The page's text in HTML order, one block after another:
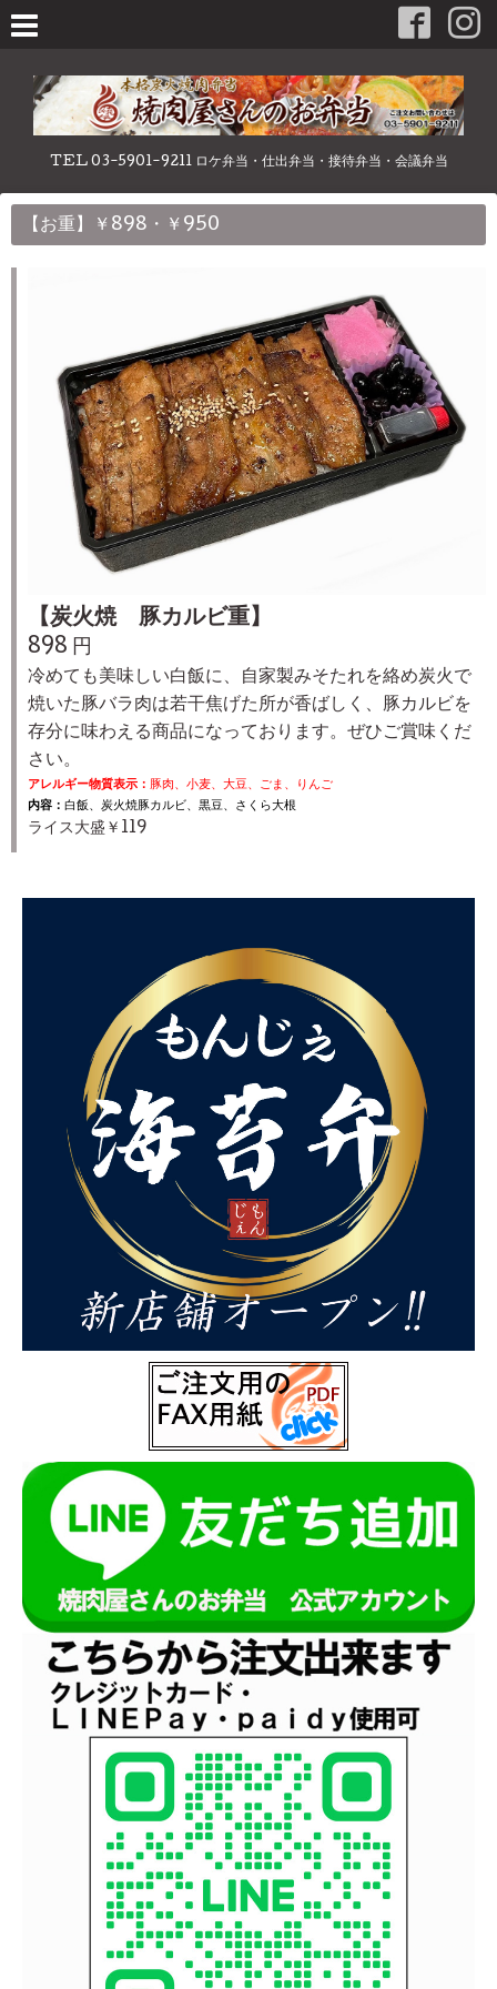
TEL 03-5901-9211 ロケ弁当・仕出弁当・接待弁当・会議弁当
【お重】￥898・￥950
【炭火焼 豚カルビ重】
898 円
冷めても美味しい白飯に、自家製みそたれを絡め炭火で
焼いた豚バラ肉は若干焦げた所が香ばしく、豚カルビを
存分に味わえる商品になっております。 ぜひご賞味くだ
さい。
アレルギー物質表示： 豚肉、小麦、大豆、ごま、りんご
内容： 白飯、炭火焼豚カルビ、黒豆、さくら大根
ライス大盛￥119